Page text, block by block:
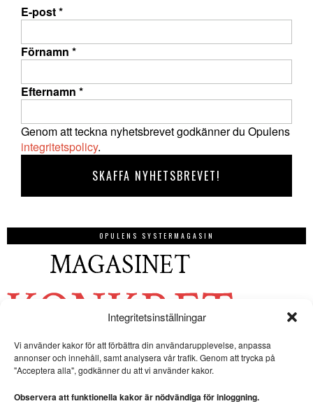
Integritetsinställningar
Vi använder kakor för att förbättra din användarupplevelse, anpassa
annonser och innehåll, samt analysera vår trafik. Genom att trycka på
"Acceptera alla", godkänner du att vi använder kakor.
Observera att funktionella kakor är nödvändiga för inloggning.
E-post*
Förnamn *
Efternamn *
Genom att teckna nyhetsbrevet godkänner du Opulens
integritetspolicy.
OPULENS SYSTERMAGASIN